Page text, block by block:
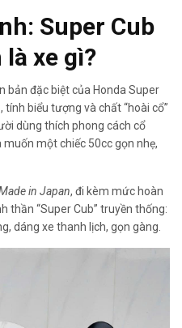
Super Cub
xe gì?
bản đặc biệt của Honda Super
biểu tượng và chất “hoài cổ”
dùng thích phong cách cổ
một chiếc 50cc gọn nhẹ,
in Japan, đi kèm mức hoàn
thần “Super Cub” truyền thống:
dáng xe thanh lịch, gọn gàng.